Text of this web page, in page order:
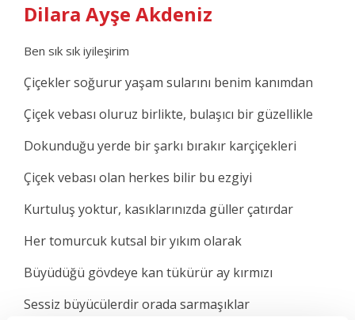
Dilara Ayşe Akdeniz
Ben sık sık iyileşirim
Çiçekler soğurur yaşam sularını benim kanımdan
Çiçek vebası oluruz birlikte, bulaşıcı bir güzellikle
Dokunduğu yerde bir şarkı bırakır karçiçekleri
Çiçek vebası olan herkes bilir bu ezgiyi
Kurtuluş yoktur, kasıklarınızda güller çatırdar
Her tomurcuk kutsal bir yıkım olarak
Büyüdüğü gövdeye kan tükürür ay kırmızı
Sessiz büyücülerdir orada sarmaşıklar